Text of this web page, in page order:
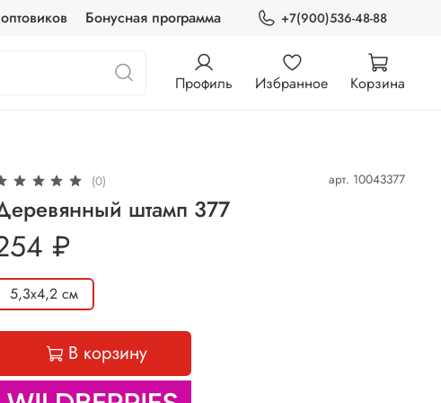
Бонусная программа +7(900)536-48-88
Профиль Избранное Корзина
(0) арт. 10043377
штамп 377
₽
5,3х4,2 см
В корзину